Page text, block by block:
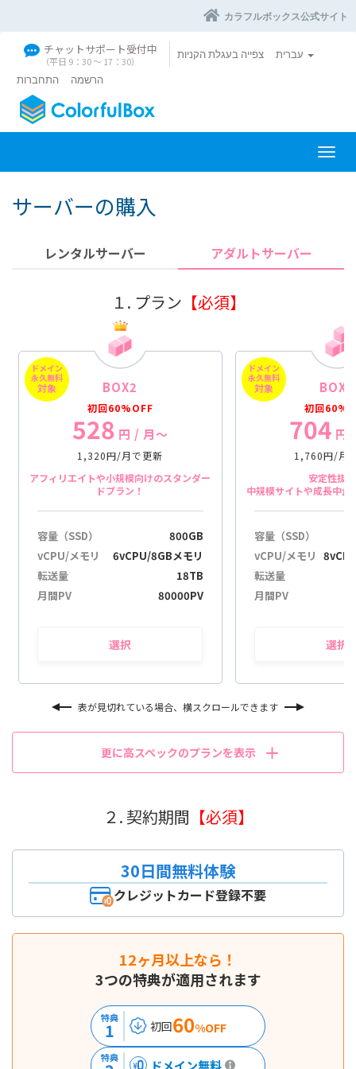
カラフルボックス公式サイト
チャットサポート受付中
（平日 9：30 〜 17：30）
צפייה בעגלת הקניות
התחברות
הרשמה
ה
פ
ו
サーバーの購入
レンタルサーバー アダルトサーバー
１. プラン 【必須】
ドメイン
永久無料
対象 BOX2
初回60%OFF
528 円 / 月〜
1,320円/月で更新
アフィリエイトや小規模向けのスタンダー
ドプラン！
容量（SSD）
800GB
vCPU/メモリ
6vCPU/8GBメモリ
転送量
18TB
月間PV
80000PV
選択
ドメイン
永久無料
対象 BOX3
初回
704 円
1,760円/月
安定性抜
中規模サイトや成長中企
容量（SSD）
vCPU/メモリ
転送量
月間PV
選択
表が見切れている場合、横スクロールできます
更に高スペックのプランを表示
２. 契約期間 【必須】
30日間無料体験
クレジットカード登録不要
12ヶ月以上なら！
3つの特典が適用されます
特典
1 初回60%OFF
特典 ドメイン無料